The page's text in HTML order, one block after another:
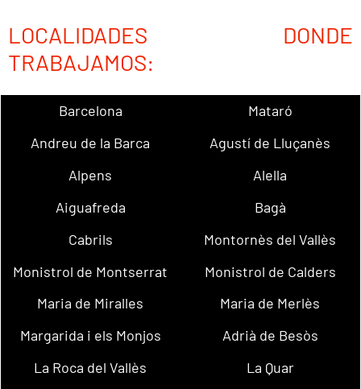
LOCALIDADES DONDE
TRABAJAMOS:
Barcelona
Mataró
Andreu de la Barca
Agustí de Lluçanès
Alpens
Alella
Aiguafreda
Bagà
Cabrils
Montornès del Vallès
Monistrol de Montserrat
Monistrol de Calders
Maria de Miralles
Maria de Merlès
Margarida i els Monjos
Adrià de Besòs
La Roca del Vallès
La Quar